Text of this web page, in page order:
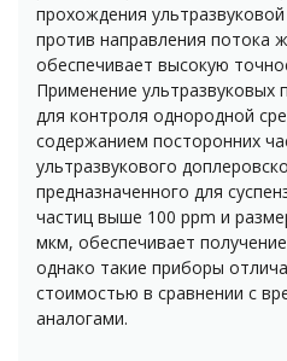
прохождения
против направления потока
обеспечивает высокую
Применение ультразвуковых
для контроля однородной
содержанием посторонних
ультразвукового
предназначенного для
частиц выше 100 ppm и
мкм, обеспечивает
однако такие приборы
стоимостью в сравнении с
аналогами.